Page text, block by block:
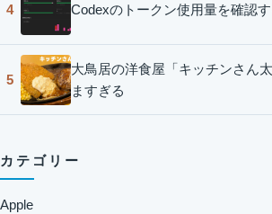
4 Codexのトークン使用量を確認
5
大鳥居の洋食屋「キッチンさん
ますぎる
カテゴリー
Apple